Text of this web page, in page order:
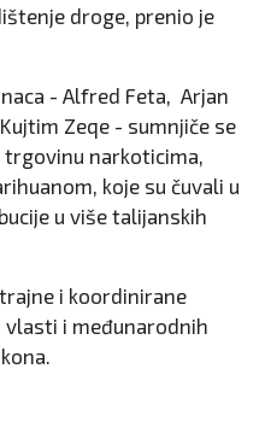
droge, prenio je
- Alfred Feta, Arjan
Zeqe - sumnjiče se
trgovinu narkoticima,
koje su čuvali u
u više talijanskih
i koordinirane
i međunarodnih